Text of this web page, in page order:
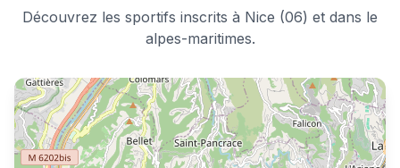
Découvrez les sportifs inscrits à Nice (06) et dans le
alpes-maritimes.